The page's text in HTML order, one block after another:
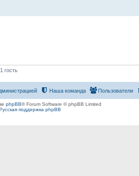
гость
Пользователи
Наша команда
phpBB® Forum Software © phpBB Limited
поддержка phpBB